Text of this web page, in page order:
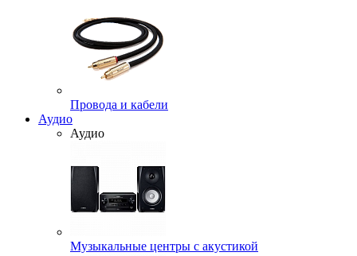
Провода и кабели
Аудио
Аудио
Музыкальные центры с акустикой